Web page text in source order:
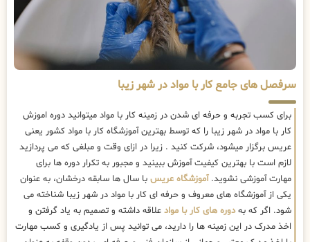
سرفصل های جامع کار با مواد در شهر زیبا
برای کسب تجربه و حرفه ای شدن در زمینه کار با مواد میتوانید دوره اموزش
کار با مواد در شهر زیبا را که توسط بهترینآموزشگاه کار با مواد کشور یعنی
عریس برگزار میشود، شرکت کنید . زیرا در ازای وقت و مبلغی که می پردازید
لازم است با بهترین کیفیت آموزش ببینید و مجبور به تکرار دوره ها برای
مهارت آموزشی نشوید.آموزشگاه عریس با سال ها سابقه درخشان، به عنوان
یکی از آموزشگاه های معروف و حرفه ای کار با مواد در شهر زیبا شناخته می
شود. اگر که بهدوره های کار با مواد علاقه داشته و تصمیم به یاد گرفتن و
اخذ مدرک در این زمینه ها را دارید، می توانید پس از یادگیری و کسب مهارت